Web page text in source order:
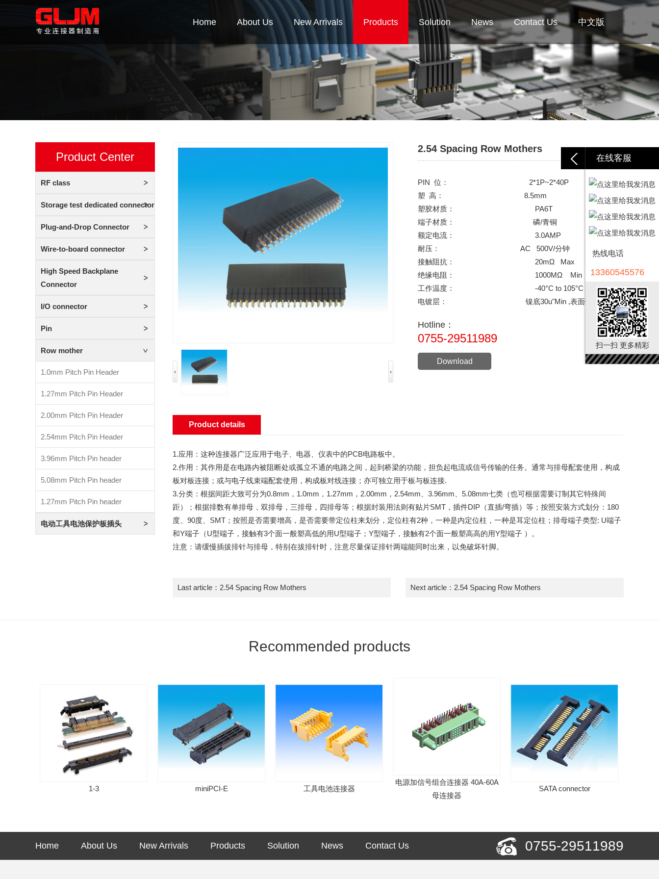
在线客服
热线电话
13360545576
扫一扫 更多精彩
Home About Us New Arrivals Products Solution News Contact Us 中文版
Product Center
RF class
Storage test dedicated connector
Plug-and-Drop Connector
Wire-to-board connector
High Speed Backplane
Connector
I/O connector
Pin
Row mother
1.0mm Pitch Pin Header
1.27mm Pitch Pin Header
2.00mm Pitch Pin Header
2.54mm Pitch Pin Header
3.96mm Pitch Pin header
5.08mm Pitch Pin header
1.27mm Pitch Pin header
电动工具电池保护板插头
2.54 Spacing Row Mothers
PIN 位：
2*1P~2*40P
塑 高：
8.5mm
塑胶材质：
PA6T
端子材质：
磷/青铜
额定电流：
3.0AMP
耐压：
AC 500V/分钟
接触阻抗：
20mΩ Max
绝缘电阻：
1000MΩ Min
工作温度：
-40°C to 105°C
电镀层：
镍底30u"Min ,表面镀金1u"
Hotline：
0755-29511989
Download
Product details
1.应用：这种连接器广泛应用于电子、电器、仪表中的PCB电路板中。
2.作用：其作用是在电路内被阻断处或孤立不通的电路之间，起到桥梁的功能，担负起电流或信号传输的任务。通常与排母配套使用，构成
板对板连接；或与电子线束端配套使用，构成板对线连接；亦可独立用于板与板连接.
3.分类：根据间距大致可分为0.8mm，1.0mm，1.27mm，2.00mm，2.54mm、3.96mm、5.08mm七类（也可根据需要订制其它特殊间
距）；根据排数有单排母，双排母，三排母，四排母等；根据封装用法则有贴片SMT，插件DIP（直插/弯插）等；按照安装方式划分：180
度、90度、SMT；按照是否需要增高，是否需要带定位柱来划分，定位柱有2种，一种是内定位柱，一种是耳定位柱；排母端子类型: U端子
和Y端子（U型端子，接触有3个面一般塑高低的用U型端子；Y型端子，接触有2个面一般塑高高的用Y型端子 ）。
注意：请缓慢插拔排针与排母，特别在拔排针时，注意尽量保证排针两端能同时出来，以免破坏针脚。
Last article： 2.54 Spacing Row Mothers Next article： 2.54 Spacing Row Mothers
Recommended products
miniPCI-E 工具电池连接器
电源加信号组合连接器 40A-60A
母连接器
SATA connector
Home About Us New Arrivals Products Solution News Contact Us 0755-29511989